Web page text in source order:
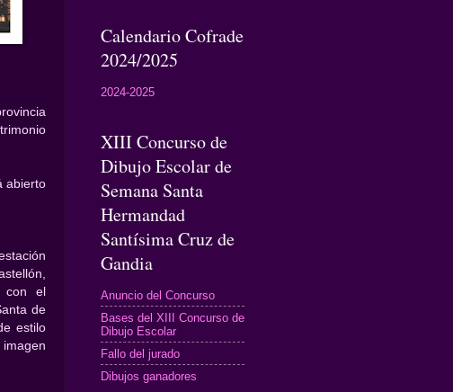
abierto
con el
de
estilo
Calendario Cofrade
2024/2025
2024-2025
XIII Concurso de
Dibujo Escolar de
Semana Santa
Hermandad
Santísima Cruz de
Gandia
Anuncio del Concurso
Bases del XIII Concurso de
Dibujo Escolar
Fallo del jurado
Dibujos ganadores